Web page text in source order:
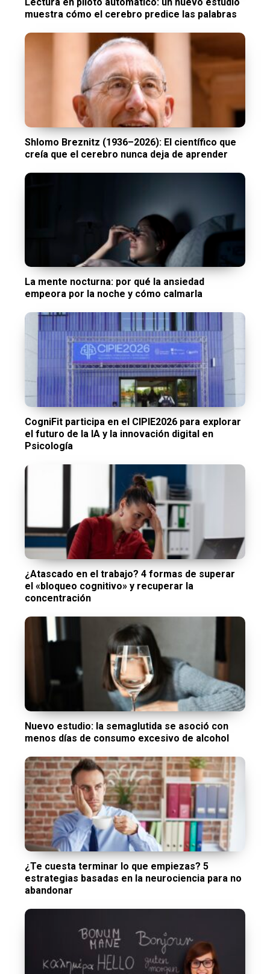
muestra cómo el cerebro predice las palabras
Shlomo Breznitz (1936–2026): El científico que
creía que el cerebro nunca deja de aprender
La mente nocturna: por qué la ansiedad
empeora por la noche y cómo calmarla
CogniFit participa en el CIPIE2026 para explorar
el futuro de la IA y la innovación digital en
Psicología
¿Atascado en el trabajo? 4 formas de superar
el «bloqueo cognitivo» y recuperar la
concentración
Nuevo estudio: la semaglutida se asoció con
menos días de consumo excesivo de alcohol
¿Te cuesta terminar lo que empiezas? 5
estrategias basadas en la neurociencia para no
abandonar